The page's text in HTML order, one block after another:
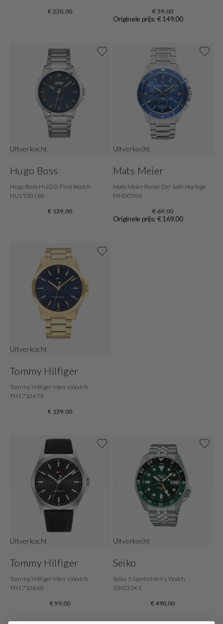
€ 220,00 € 59,00
Originele prijs: € 149,00
Uitverkocht
Hugo Boss
Hugo Boss HUGO First Watch
HU1530186
€ 139,00
Uitverkocht
Mats Meier
Mats Meier Ponte Dei Salti Horloge
MM00506
€ 69,00
Originele prijs: € 169,00
Uitverkocht
Tommy Hilfiger
Tommy Hilfiger Men's Watch
TH1710679
€ 139,00
Uitverkocht
Tommy Hilfiger
Tommy Hilfiger Men's Watch
TH1710668
€ 99,00
Uitverkocht
Seiko
Seiko 5 Sports Men's Watch
SSK035K1
€ 490,00